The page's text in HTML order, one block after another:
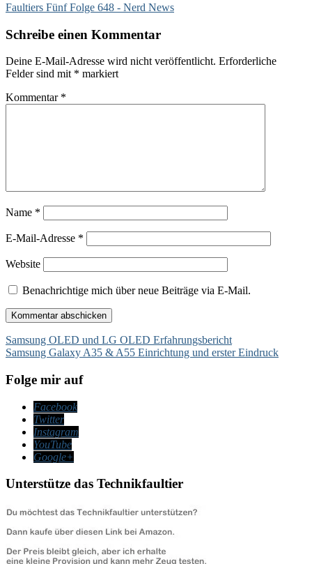
Faultiers Fünf Folge 648 - Nerd News
Schreibe einen Kommentar
Deine E-Mail-Adresse wird nicht veröffentlicht. Erforderliche
Felder sind mit * markiert
Kommentar *
Name *
E-Mail-Adresse *
Website
Benachrichtige mich über neue Beiträge via E-Mail.
Beitragsnavigation
Samsung OLED und LG OLED Erfahrungsbericht
Samsung Galaxy A35 & A55 Einrichtung und erster Eindruck
Folge mir auf
Facebook
Twitter
Instagram
YouTube
Google+
Unterstütze das Technikfaultier